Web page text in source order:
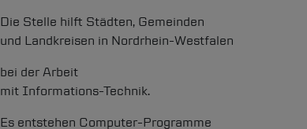
Die Stelle hilft Städten, Gemeinden
und Landkreisen in Nordrhein-Westfalen
bei der Arbeit
mit Informations-Technik.
Es entstehen Computer-Programme